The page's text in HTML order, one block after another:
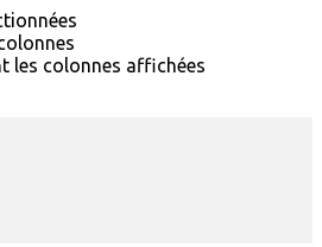
les colonnes affichées